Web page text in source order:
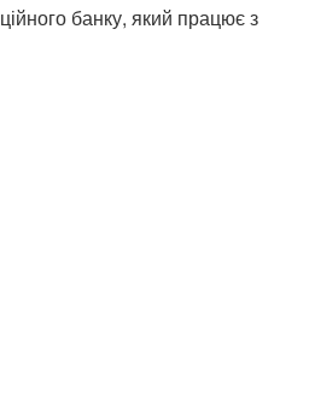
банку, який працює з